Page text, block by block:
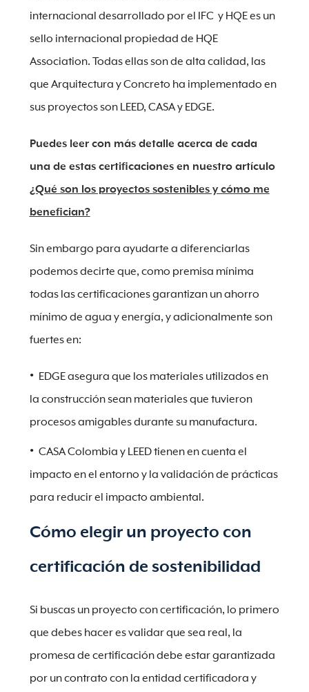
internacional desarrollado por el IFC y HQE es un
sello internacional propiedad de HQE
Association. Todas ellas son de alta calidad, las
que Arquitectura y Concreto ha implementado en
sus proyectos son LEED, CASA y EDGE.
Puedes leer con más detalle acerca de cada
una de estas certificaciones en nuestro artículo
¿Qué son los proyectos sostenibles y cómo me
benefician?
Sin embargo para ayudarte a diferenciarlas
podemos decirte que, como premisa mínima
todas las certificaciones garantizan un ahorro
mínimo de agua y energía, y adicionalmente son
fuertes en:
EDGE asegura que los materiales utilizados en
la construcción sean materiales que tuvieron
procesos amigables durante su manufactura.
CASA Colombia y LEED tienen en cuenta el
impacto en el entorno y la validación de prácticas
para reducir el impacto ambiental.
Cómo elegir un proyecto con
certificación de sostenibilidad
Si buscas un proyecto con certificación, lo primero
que debes hacer es validar que sea real, la
promesa de certificación debe estar garantizada
por un contrato con la entidad certificadora y